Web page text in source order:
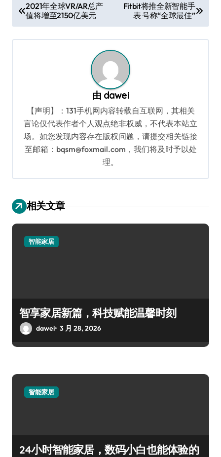
章
导
2021年全球VR/AR总产
值将增至2150亿美元
Fitbit将推全新智能手
表 号称“全球最佳”
由 dawei
【声明】：131手机网内容转载自互联网，其相关
言论仅代表作者个人观点绝非权威，不代表本站立
场。如您发现内容存在版权问题，请提交相关链接
至邮箱：bqsm@foxmail.com，我们将及时予以处
理。
相关文章
智能家居
智享家居新篇，科技赋能温馨时刻
dawei 3 月 28, 2026
智能家居
24小时智能家居，数码小白也能体验的